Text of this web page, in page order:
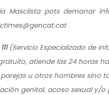
Masclista pots demanar
(Servicio Especializado de
atiende las 24 horas
u otros hombres sino
genital, acoso sexual y/